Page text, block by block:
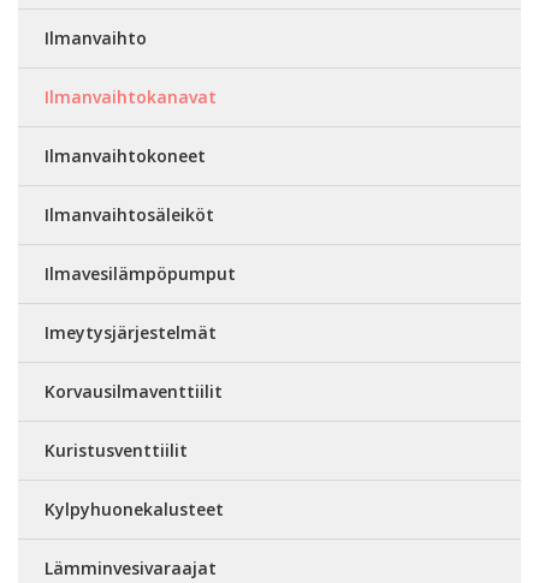
Ilmanvaihto
Ilmanvaihtokanavat
Ilmanvaihtokoneet
Ilmanvaihtosäleiköt
Ilmavesilämpöpumput
Imeytysjärjestelmät
Korvausilmaventtiilit
Kuristusventtiilit
Kylpyhuonekalusteet
Lämminvesivaraajat